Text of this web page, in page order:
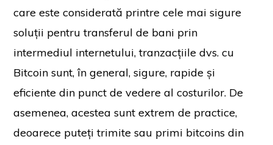
care este considerată printre cele mai sigure
soluții pentru transferul de bani prin
intermediul internetului, tranzacțiile dvs. cu
Bitcoin sunt, în general, sigure, rapide și
eficiente din punct de vedere al costurilor. De
asemenea, acestea sunt extrem de practice,
deoarece puteți trimite sau primi bitcoins din